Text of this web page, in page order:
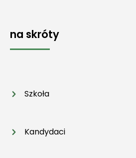
na skróty
Szkoła
Kandydaci